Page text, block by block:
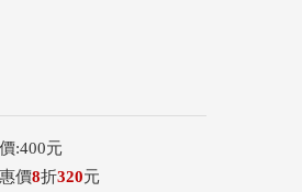
:400元
價8折320元